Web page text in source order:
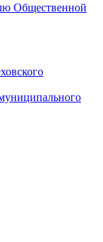
Общественной